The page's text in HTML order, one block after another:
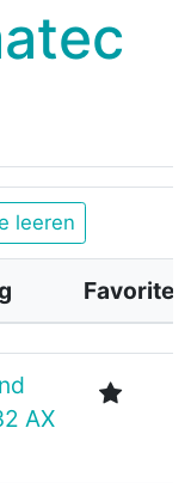
leeren
Favoriten
AX